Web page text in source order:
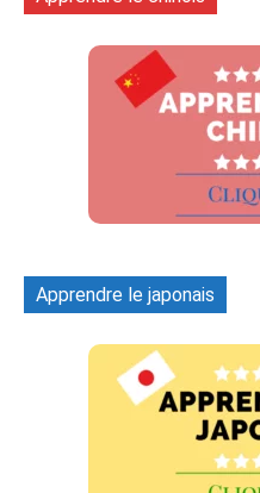
Apprendre le japonais